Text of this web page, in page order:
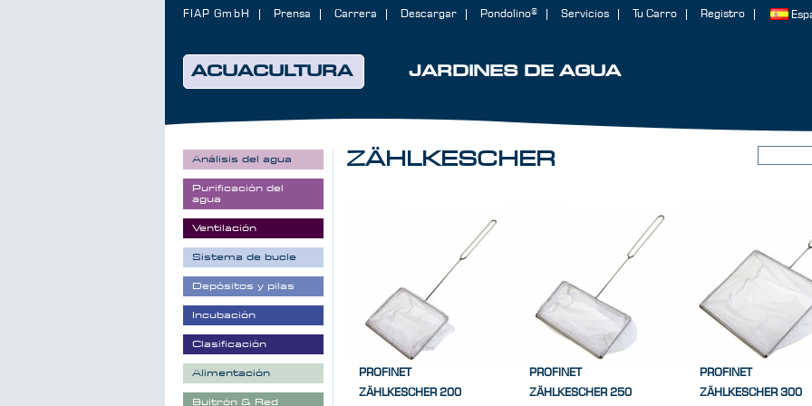
ACUACULTURA JARDINES DE AGUA
FIAP GmbH Prensa Carrera Descargar Pondolino® Servicios Tu Carro Registro
ZÄHLKESCHER
PROFINET
ZÄHLKESCHER 200
PROFINET
ZÄHLKESCHER 250
PROFINET
ZÄHLKESCHER 300
Análisis del agua
Purificación del
agua
Ventilación
Sistema de bucle
Depósitos y pilas
Incubación
Clasificación
Alimentación
Buitrón & Red